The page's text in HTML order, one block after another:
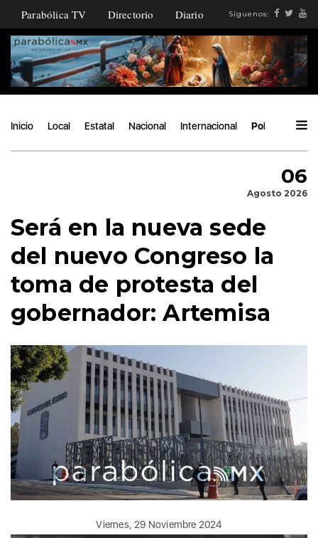
Parabólica TV Directorio Diario Síguenos:
Inicio Local Estatal Nacional Internacional Política
06
Agosto 2026
Será en la nueva sede
del nuevo Congreso la
toma de protesta del
gobernador: Artemisa
Viernes, 29 Noviembre 2024